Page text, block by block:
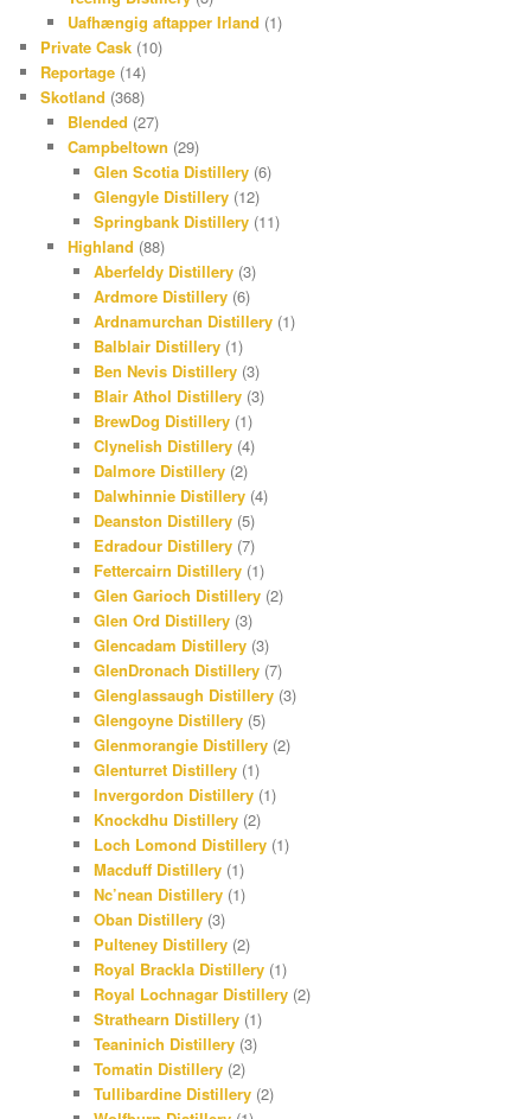
Uafhængig aftapper Irland (1)
Private Cask (10)
Reportage (14)
Skotland (368)
Blended (27)
Campbeltown (29)
Glen Scotia Distillery (6)
Glengyle Distillery (12)
Springbank Distillery (11)
Highland (88)
Aberfeldy Distillery (3)
Ardmore Distillery (6)
Ardnamurchan Distillery (1)
Balblair Distillery (1)
Ben Nevis Distillery (3)
Blair Athol Distillery (3)
BrewDog Distillery (1)
Clynelish Distillery (4)
Dalmore Distillery (2)
Dalwhinnie Distillery (4)
Deanston Distillery (5)
Edradour Distillery (7)
Fettercairn Distillery (1)
Glen Garioch Distillery (2)
Glen Ord Distillery (3)
Glencadam Distillery (3)
GlenDronach Distillery (7)
Glenglassaugh Distillery (3)
Glengoyne Distillery (5)
Glenmorangie Distillery (2)
Glenturret Distillery (1)
Invergordon Distillery (1)
Knockdhu Distillery (2)
Loch Lomond Distillery (1)
Macduff Distillery (1)
Nc’nean Distillery (1)
Oban Distillery (3)
Pulteney Distillery (2)
Royal Brackla Distillery (1)
Royal Lochnagar Distillery (2)
Strathearn Distillery (1)
Teaninich Distillery (3)
Tomatin Distillery (2)
Tullibardine Distillery (2)